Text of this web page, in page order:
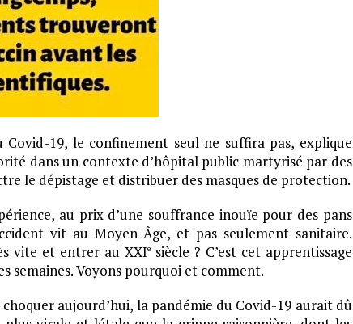
19, le confinement seul ne suffira pas, explique
dans un contexte d’hôpital public martyrisé par des
le dépistage et distribuer des masques de protection.
au prix d’une souffrance inouïe pour des pans
vit au Moyen Âge, et pas seulement sanitaire.
vite et entrer au XXIesiècle ? C’est cet apprentissage
semaines. Voyons pourquoi et comment.
aujourd’hui, la pandémie du Covid-19 aurait dû